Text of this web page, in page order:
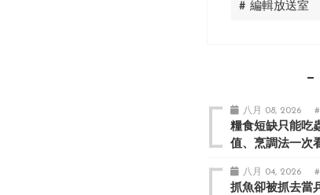
# 編輯放送室
八月 08, 2026
糧食短缺只能吃
值、烹調法一次
八月 04, 2026
抓魚卻被抓去當